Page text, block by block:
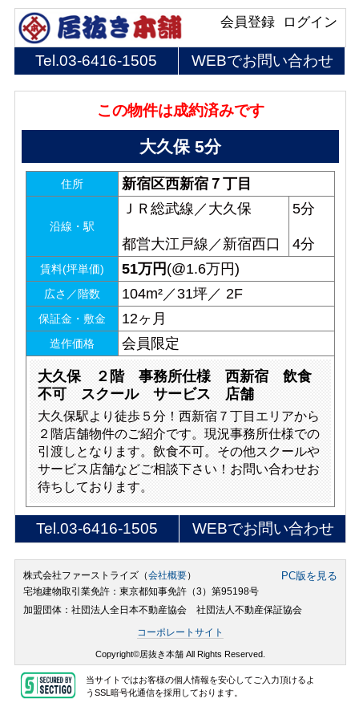
ログイン
会員登録
Tel.03-6416-1505 WEBでお問い合わせ
この物件は成約済みです
大久保 5分
住所 新宿区西新宿７丁目
沿線・駅
ＪＲ総武線／大久保
都営大江戸線／新宿西口
5分
4分
賃料(坪単価) 51万円 (@1.6万円)
広さ／階数 104m²／31坪／ 2F
保証金・敷金 12ヶ月
造作価格 会員限定
大久保 ２階 事務所仕様 西新宿 飲食
不可 スクール サービス 店舗
大久保駅より徒歩５分！西新宿７丁目エリアから
２階店舗物件のご紹介です。現況事務所仕様での
引渡しとなります。飲食不可。その他スクールや
サービス店舗などご相談下さい！お問い合わせお
待ちしております。
Tel.03-6416-1505 WEBでお問い合わせ
株式会社ファーストライズ（会社概要） PC版を見る
宅地建物取引業免許：東京都知事免許（3）第95198号
加盟団体：社団法人全日本不動産協会 社団法人不動産保証協会
コーポレートサイト
Copyright©居抜き本舗 All Rights Reserved.
当サイトではお客様の個人情報を安心してご入力頂けるよ
うSSL暗号化通信を採用しております。